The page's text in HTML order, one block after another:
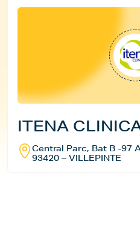
ITENA
Central Parc, Bat B -97
93420 – VILLEPINTE